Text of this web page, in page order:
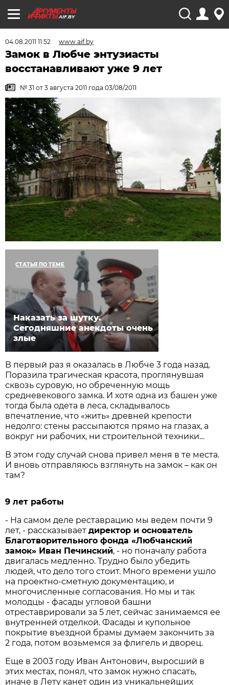
AIF.BY
04.08.2011 11:52 www.aif.by
Замок в Любче энтузиасты
восстанавливают уже 9 лет
№ 31 от 3 августа 2011 года 03/08/2011
СТАТЬЯ ПО ТЕМЕ
Наказать за шутку.
Сегодняшние анекдоты очень
злые
В первый раз я оказалась в Любче 3 года назад.
Поразила трагическая красота, проглянувшая
сквозь суровую, но обреченную мощь
средневекового замка. И хотя одна из башен уже
тогда была одета в леса, складывалось
впечатление, что «жить» древней крепости
недолго: стены рассыпаются прямо на глазах, а
вокруг ни рабочих, ни строительной техники…
В этом году случай снова привел меня в те места.
И вновь отправляюсь взглянуть на замок – как он
там?
9 лет работы
- На самом деле реставрацию мы ведем почти 9
лет, - рассказываетдиректор и основатель
Благотворительного фонда «Любчанский
замок» Иван Печинский, - но поначалу работа
двигалась медленно. Трудно было убедить
людей, что дело того стоит. Много времени ушло
на проектно-сметную документацию, и
многочисленные согласования. Но мы и так
молодцы - фасады угловой башни
отреставрировали за 5 лет, сейчас занимаемся ее
внутренней отделкой. Фасады и купольное
покрытие въездной брамы думаем закончить за
2 года, потом возьмемся за флигель и дворец.
Еще в 2003 году Иван Антонович, выросший в
этих местах, понял, что замок нужно спасать,
иначе в Лету канет один из уникальнейших